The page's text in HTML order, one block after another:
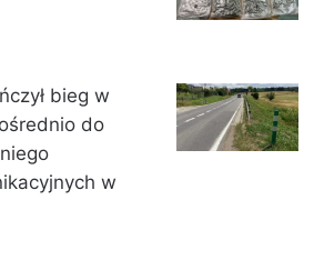
bieg w
do
w